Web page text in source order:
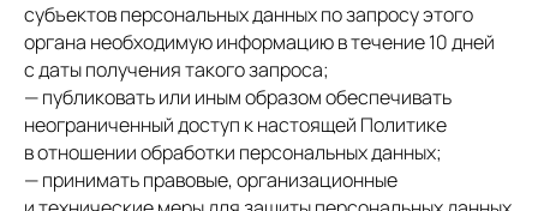
субъектов персональных данных по запросу этого
органа необходимую информацию в течение 10 дней
с даты получения такого запроса;
— публиковать или иным образом обеспечивать
неограниченный доступ к настоящей Политике
в отношении обработки персональных данных;
— принимать правовые, организационные